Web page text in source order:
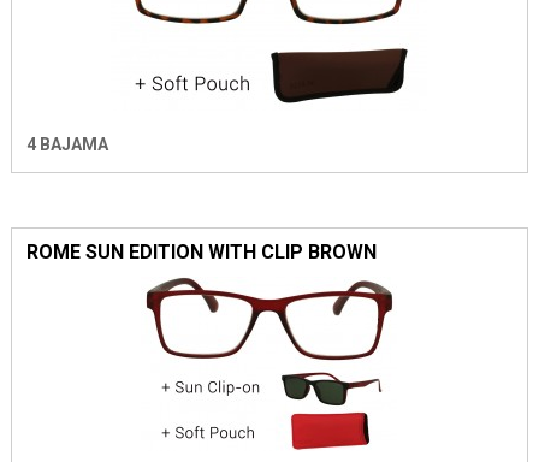
4 BAJAMA
ROME SUN EDITION WITH CLIP BROWN